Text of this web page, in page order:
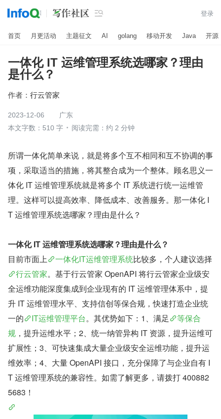
 登录
首页 月更活动 主题征文 AI golang 移动开发 Java 开源
一体化 IT 运维管理系统选哪家？理由
是什么？
作者： 行云管家
2023-12-06
广东
本文字数：510 字
阅读完需：约 2 分钟
所谓一体化简单来说，就是将多个互不相同和互不协调的事
项，采取适当的措施，将其整合成为一个整体。顾名思义一
体化 IT 运维管理系统就是将多个 IT 系统进行统一运维管
理。这样可以提高效率、降低成本、改善服务。那一体化 I
T 运维管理系统选哪家？理由是什么？
一体化 IT 运维管理系统选哪家？理由是什么？
目前市面上
一体化IT运维管理系统比较多，个人建议选择
行云管家。基于行云管家 OpenAPI 将行云管家企业级安
全运维功能深度集成到企业现有的 IT 运维管理体系中，提
升 IT 运维管理水平、支持信创等保合规，快速打造企业统
一的
IT运维管理平台。其优势如下：1、满足
等保合
规 ，提升运维水平；2、统一纳管异构 IT 资源，提升运维可
扩展性；3、可快速集成大量企业级安全运维功能，提升运
维效率；4、大量 OpenAPI 接口，充分保障了与企业自有 I
T 运维管理系统的兼容性。如需了解更多，请拨打 400882
5683！